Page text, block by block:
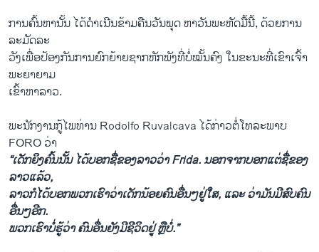
ການຄົ້ນຫານັ້ນ ໄດ້ດຳເນີນຂ້າມຄືນວັນພຸດ ຫາວັນພະຫັດມື້ນີ້, ດ້ວຍການ
ລະມັດລະ
ວັງເພື່ອປ້ອງກັນການຍົກຍ້າຍຊາກຫັກພັງທີ່ບໍ່ໝັ້ນຄົງ ໃນຂະນະທີ່ເຂົາເຈົ້າ
ພະຍາຍາມ
ເຂົ້າຫາລາວ.
ພະນັກງານກູ້ໄພທ່ານ Rodolfo Ruvalcava ໄດ້ກ່າວຕໍ່ໂທລະພາບ
FORO ວ່າ
“ເດັກຍິງຄົ້ນນັ້ນ ໄດ້ບອກຊື່ຂອງລາວວ່າ Frida. ນອກຈາກບອກແຕ່ຊື່ຂອງ
ລາວແລ້ວ,
ລາວກໍໄດ້ບອກພວກເຮົາວ່າເດັກນ້ອຍຄົນອື່ນໆຢູ່ໃສ, ແລະ ວ່າມັນມີສົບຄົນ
ອື່ນໆອີກ.
ພວກເຮົາບໍ່ຮູ້ວ່າ ຄົນອື່ນຍັງມີຊີວິດຢູ່ ຫຼືບໍ່.”